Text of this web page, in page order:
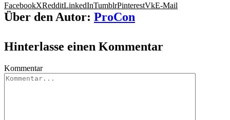
FacebookXRedditLinkedInTumblrPinterestVkE-Mail
Über den Autor: ProCon
Hinterlasse einen Kommentar
Kommentar